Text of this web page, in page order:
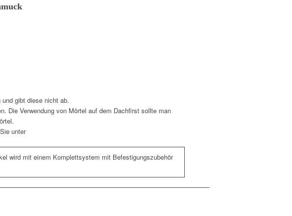
gibt diese nicht ab.
Die Verwendung von Mörtel auf dem Dachfirst sollte man
unter
wird mit einem Komplettsystem mit Befestigungszubehör